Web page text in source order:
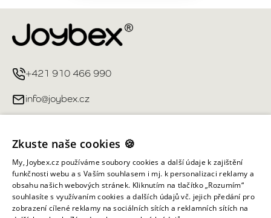
+421 910 466 990
info@joybex.cz
Můj účet
Informace obchodu
Zkuste naše cookies 🍪
My, Joybex.cz používáme soubory cookies a další údaje k zajištění
funkčnosti webu a s Vaším souhlasem i mj. k personalizaci reklamy a
obsahu našich webových stránek. Kliknutím na tlačítko „Rozumím“
souhlasíte s využívaním cookies a dalších údajů vč. jejich předání pro
zobrazení cílené reklamy na sociálních sítích a reklamních sítích na